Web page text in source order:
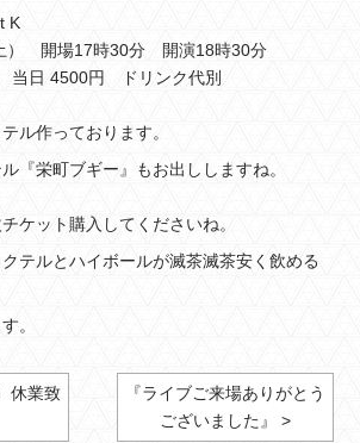
K
） 開場17時30分 開演18時30分
日 4500円 ドリンク代別
ル作っております。
『栄町ブギー』もお出ししますね。
ケット購入してくださいね。
テルとハイボールが滅茶滅茶安く飲める
。
休業致
『ライブご来場ありがとう
ございました』 >